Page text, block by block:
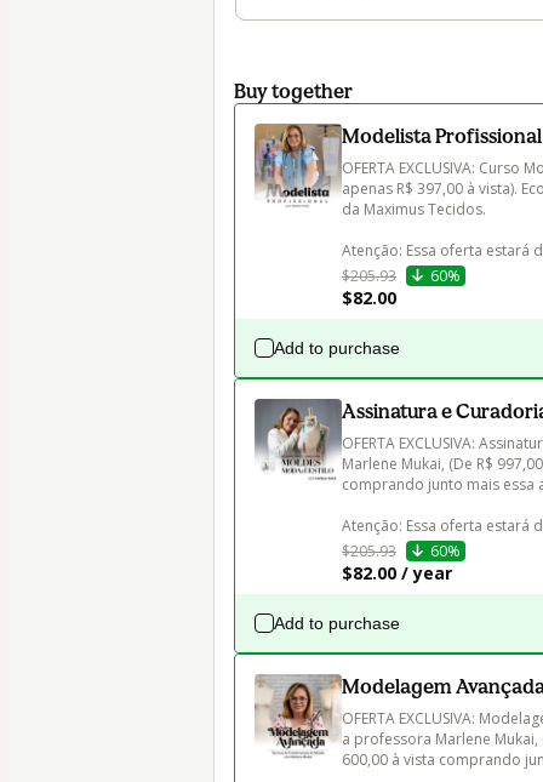
Buy together
Modelista
OFERTA EXCLUSIVA:
apenas R$ 397,00 à vista).
da Maximus Tecidos.
Atenção: Essa oferta estará
$205.93
60%
$82.00
Add to purchase
Assinatura e
OFERTA EXCLUSIVA:
Marlene Mukai, (De R$
comprando junto mais essa
Atenção: Essa oferta estará
$205.93
60%
$82.00 / year
Add to purchase
Modelagem
OFERTA EXCLUSIVA:
a professora Marlene Mukai,
600,00 à vista comprando